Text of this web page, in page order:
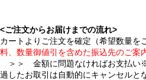
<ご注文からお届けまでの流れ>
カートよりご注文を確定（希望数量
料、数量御値引を含めた振込先のご案
＞＞ 金額に問題なければお支払い
過したお取引は自動的にキャンセル